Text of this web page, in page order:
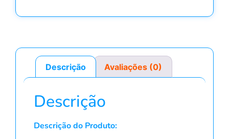
Descrição Avaliações (0)
Descrição
Descrição do Produto: